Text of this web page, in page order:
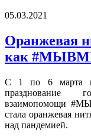
05.03.2021
Оранжевая
как
С 1 по 6 марта
празднование
взаимопомощи
стала оранжевая
над пандемией.